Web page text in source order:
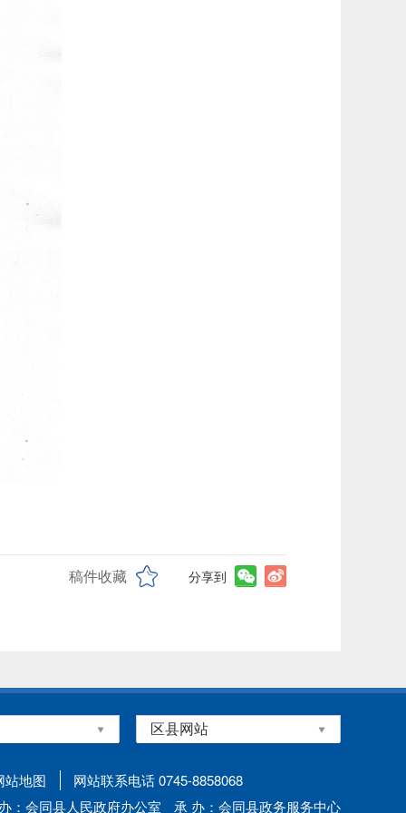
稿件收藏 分享到
站地图
网站联系电话 0745-8858068
：会同县人民政府办公室
承 办：会同县政务服务中心